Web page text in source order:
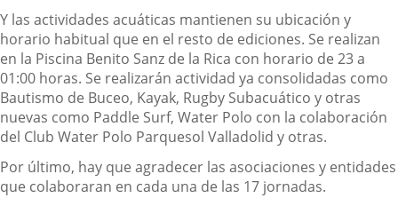
una
aplicación
externa.
Y las actividades acuáticas mantienen su ubicación y
horario habitual que en el resto de ediciones. Se realizan
en la Piscina Benito Sanz de la Rica con horario de 23 a
01:00 horas. Se realizarán actividad ya consolidadas como
Bautismo de Buceo, Kayak, Rugby Subacuático y otras
nuevas como Paddle Surf, Water Polo con la colaboración
del Club Water Polo Parquesol Valladolid y otras.
Por último, hay que agradecer las asociaciones y entidades
que colaboraran en cada una de las 17 jornadas.